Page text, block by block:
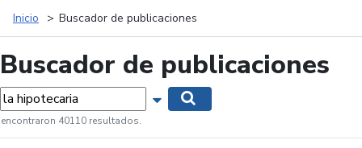
Inicio Buscador de publicaciones
Buscador de publicaciones
Mostrar opciones de búsqueda
encontraron 40110 resultados.